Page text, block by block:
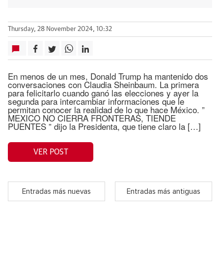
Thursday, 28 November 2024, 10:32
En menos de un mes, Donald Trump ha mantenido dos
conversaciones con Claudia Sheinbaum. La primera
para felicitarlo cuando ganó las elecciones y ayer la
segunda para intercambiar informaciones que le
permitan conocer la realidad de lo que hace México. ”
MEXICO NO CIERRA FRONTERAS, TIENDE
PUENTES ” dijo la Presidenta, que tiene claro la […]
VER POST
Entradas más nuevas Entradas más antiguas